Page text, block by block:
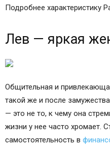
Подробнее характеристику
Лев — яркая
Общительная и
такой же и после
— это не то, к чему она
жизни у нее часто хромает.
самостоятельность в